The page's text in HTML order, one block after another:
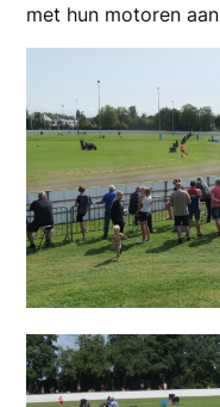
met hun motoren